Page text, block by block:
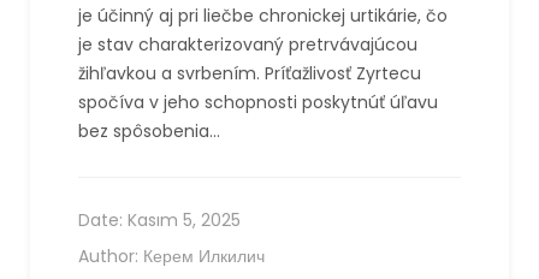
je účinný aj pri liečbe chronickej urtikárie, čo
je stav charakterizovaný pretrvávajúcou
žihľavkou a svrbením. Príťažlivosť Zyrtecu
spočíva v jeho schopnosti poskytnúť úľavu
bez spôsobenia…
Date: Kasım 5, 2025
Author: Керем Илкилич